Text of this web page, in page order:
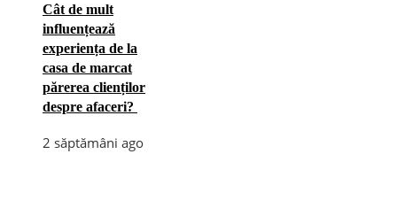
Cât de mult
influențează
experiența de la
casa de marcat
părerea clienților
despre afaceri?
2 săptămâni ago